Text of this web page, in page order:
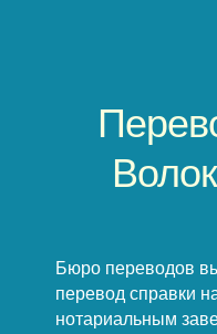
Бюро переводов
перевод справки
нотариальным